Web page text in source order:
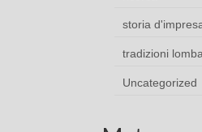
storia
tradizioni
Uncategorized